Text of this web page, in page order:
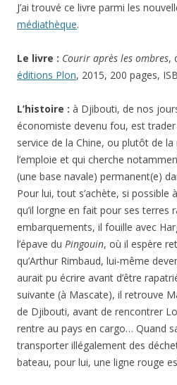
J’ai trouvé ce livre parmi les
médiathèque.
Le livre : Courir après les ombres,
éditions Plon, 2015, 200 pages,
L’histoire : à Djibouti, de nos
économiste devenu fou, est
service de la Chine, ou plutôt de
l’emploie et qui cherche
(une base navale) permanent(e)
Pour lui, tout s’achète, si possible
qu’il lorgne en fait pour ses terres
embarquements, il fouille avec
l’épave du Pingouin, où il espère
qu’Arthur Rimbaud, lui-même
aurait pu écrire avant d’être
suivante (à Mascate), il retrouve
de Djibouti, avant de rencontrer
rentre au pays en cargo… Quand
transporter illégalement des
bateau, pour lui, une ligne rouge